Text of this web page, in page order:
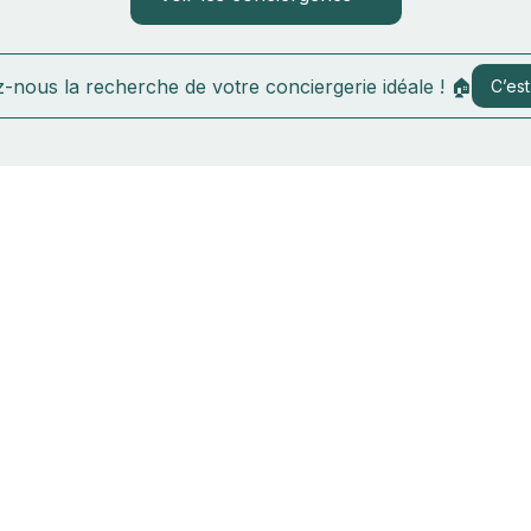
nous la recherche de votre conciergerie idéale ! 🏠